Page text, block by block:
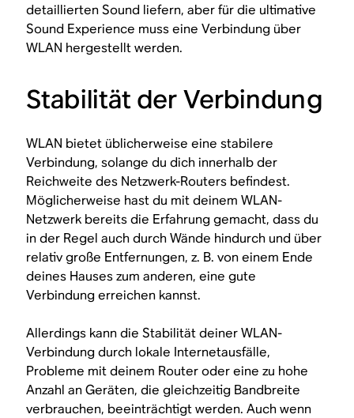
detaillierten Sound liefern, aber für die ultimative
Sound Experience muss eine Verbindung über
WLAN hergestellt werden.
Stabilität der Verbindung
WLAN bietet üblicherweise eine stabilere
Verbindung, solange du dich innerhalb der
Reichweite des Netzwerk-Routers befindest.
Möglicherweise hast du mit deinem WLAN-
Netzwerk bereits die Erfahrung gemacht, dass du
in der Regel auch durch Wände hindurch und über
relativ große Entfernungen, z. B. von einem Ende
deines Hauses zum anderen, eine gute
Verbindung erreichen kannst.
Allerdings kann die Stabilität deiner WLAN-
Verbindung durch lokale Internetausfälle,
Probleme mit deinem Router oder eine zu hohe
Anzahl an Geräten, die gleichzeitig Bandbreite
verbrauchen, beeinträchtigt werden. Auch wenn